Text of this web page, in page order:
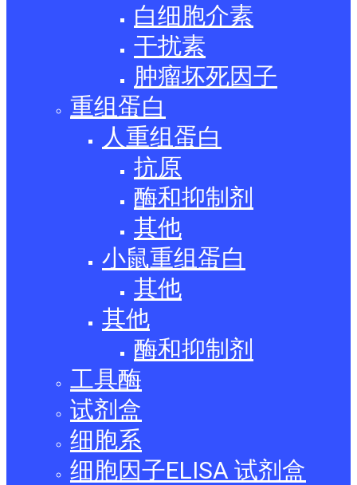
白细胞介素
干扰素
肿瘤坏死因子
重组蛋白
人重组蛋白
抗原
酶和抑制剂
其他
小鼠重组蛋白
其他
其他
酶和抑制剂
工具酶
试剂盒
细胞系
细胞因子ELISA 试剂盒